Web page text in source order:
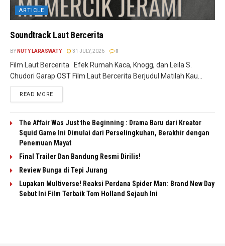
ARTICLE
Soundtrack Laut Bercerita
BY NUTY LARASWATY 31 JULY, 2026 0
Film Laut Bercerita Efek Rumah Kaca, Knogg, dan Leila S.
Chudori Garap OST Film Laut Bercerita Berjudul Matilah Kau...
READ MORE
The Affair Was Just the Beginning : Drama Baru dari Kreator
Squid Game Ini Dimulai dari Perselingkuhan, Berakhir dengan
Penemuan Mayat
Final Trailer Dan Bandung Resmi Dirilis!
Review Bunga di Tepi Jurang
Lupakan Multiverse! Reaksi Perdana Spider Man: Brand New Day
Sebut Ini Film Terbaik Tom Holland Sejauh Ini